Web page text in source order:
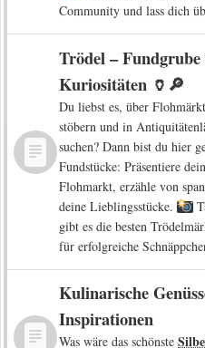
Community und lass dich
Trödel –
Kuriositäten 🏺🔎
Du liebst es, über
stöbern und in
suchen? Dann bist du hier
Fundstücke: Präsentiere
Flohmarkt, erzähle von
deine Lieblingsstücke.
gibt es die besten
für erfolgreiche
Kulinarische
Inspirationen
Was wäre das schönste